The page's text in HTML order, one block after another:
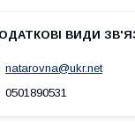
natarovna@ukr.net
0501890531